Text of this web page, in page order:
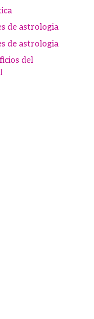
de astrologia
de astrologia
del